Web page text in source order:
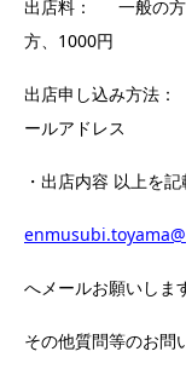
出店料： 一般の
方、1000円
出店申し込み方
ールアドレス
・出店内容 以上を記
へメールお願いしま
その他質問等のお問